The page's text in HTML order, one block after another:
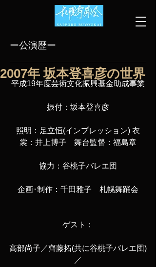
ー公演歴ー
2007年 坂本登喜彦の世界
平成19年度芸術文化振興基金助成事業
振付：坂本登喜彦
照明：足立恒(インプレッション) 衣
裳：井上博子　舞台監督：福島章
協力：谷桃子バレエ団
企画･制作：千田雅子　札幌舞踊会
ゲスト：
高部尚子／齊藤拓(共に谷桃子バレエ団)
／